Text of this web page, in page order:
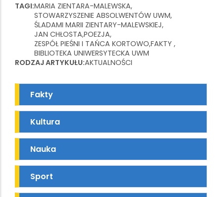
TAGI MARIA ZIENTARA-MALEWSKA
STOWARZYSZENIE ABSOLWENTÓW UWM
ŚLADAMI MARII ZIENTARY-MALEWSKIEJ
JAN CHŁOSTA POEZJA
ZESPÓŁ PIEŚNI I TAŃCA KORTOWO FAKTY
BIBLIOTEKA UNIWERSYTECKA UWM
RODZAJ ARTYKUŁU AKTUALNOŚCI
Fakty
Kultura
Nauka
Sport